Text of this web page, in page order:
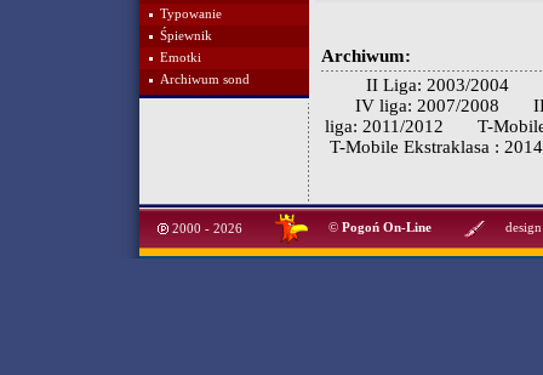
Typowanie
Śpiewnik
Emotki
Archiwum sond
Archiwum:
II Liga: 2003/2004
IV liga: 2007/2008
liga: 2011/2012
T-
T-Mobile Ekstraklasa :
2000 - 2026 © Pogoń On-Line